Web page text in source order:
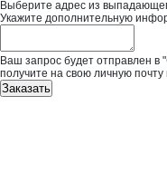
Выберите адрес из
Укажите дополнительную
Ваш запрос будет отправлен
получите на свою личную
Заказать